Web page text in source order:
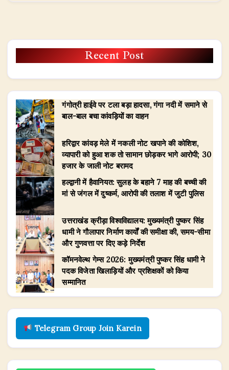
Recent Post
गंगोत्री हाईवे पर टला बड़ा हादसा, गंगा नदी में समाने से
बाल-बाल बचा कांवड़ियों का वाहन
हरिद्वार कांवड़ मेले में नकली नोट खपाने की कोशिश,
व्यापारी को हुआ शक तो सामान छोड़कर भागे आरोपी; 30
हजार के जाली नोट बरामद
हल्द्वानी में हैवानियत: सुलह के बहाने 7 माह की बच्ची की
मां से जंगल में दुष्कर्म, आरोपी की तलाश में जुटी पुलिस
उत्तराखंड क्रीड़ा विश्वविद्यालय: मुख्यमंत्री पुष्कर सिंह
धामी ने गौलापार निर्माण कार्यों की समीक्षा की, समय-सीमा
और गुणवत्ता पर दिए कड़े निर्देश
​कॉमनवेल्थ गेम्स 2026: मुख्यमंत्री पुष्कर सिंह धामी ने
पदक विजेता खिलाड़ियों और प्रशिक्षकों को किया
सम्मानित
Telegram Group Join Karein